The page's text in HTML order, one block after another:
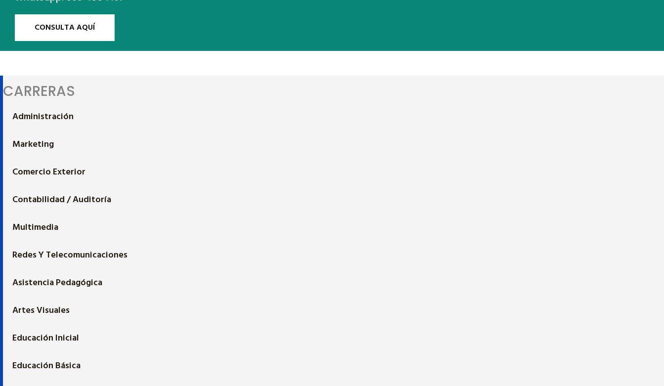
CONSULTA AQUÍ
CARRERAS
Administración
Marketing
Comercio Exterior
Contabilidad / Auditoría
Multimedia
Redes Y Telecomunicaciones
Asistencia Pedagógica
Artes Visuales
Educación Inicial
Educación Básica